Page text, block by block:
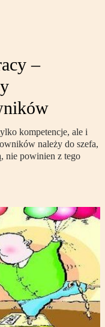
–
kompetencje, ale i
należy do szefa,
nie powinien z tego